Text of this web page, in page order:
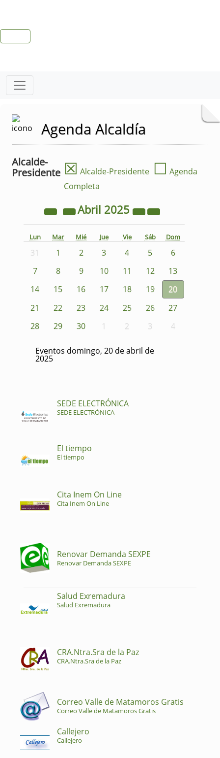
Agenda Alcaldía
Alcalde-
Presidente ☒ Alcalde-Presidente ☐ Agenda
Completa
Abril 2025
Lun Mar Mié Jue Vie Sáb Dom
31 1 2 3 4 5
6
7
8 9 10 11 12
13
14
15 16 17 18 19
20
21
22 23 24 25 26
27
28
29 30 1 2 3 4
Eventos domingo, 20 de abril de
2025
SEDE ELECTRÓNICA
SEDE ELECTRÓNICA
El tiempo
El tiempo
Cita Inem On Line
Cita Inem On Line
Renovar Demanda SEXPE
Renovar Demanda SEXPE
Salud Exremadura
Salud Exremadura
CRA.Ntra.Sra de la Paz
CRA.Ntra.Sra de la Paz
Correo Valle de Matamoros Gratis
Correo Valle de Matamoros Gratis
Callejero
Callejero